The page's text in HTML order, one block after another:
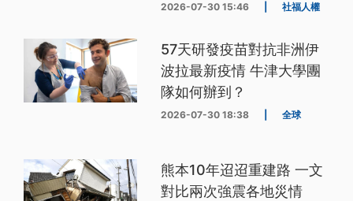
2026-07-30 15:46 社福人權
57天研發疫苗對抗非洲伊
波拉最新疫情 牛津大學團
隊如何辦到？
2026-07-30 18:38 全球
熊本10年迢迢重建路 一文
對比兩次強震各地災情